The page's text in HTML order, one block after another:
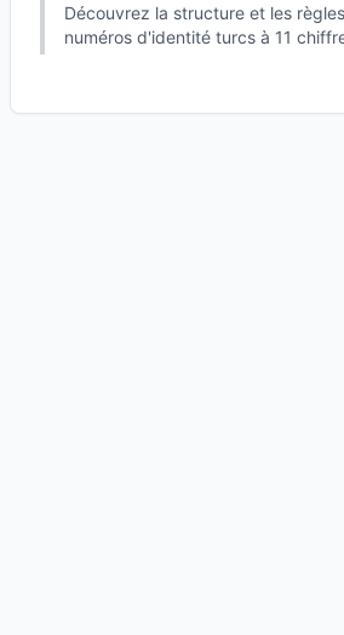
Découvrez la structure et les
numéros d'identité turcs à 11